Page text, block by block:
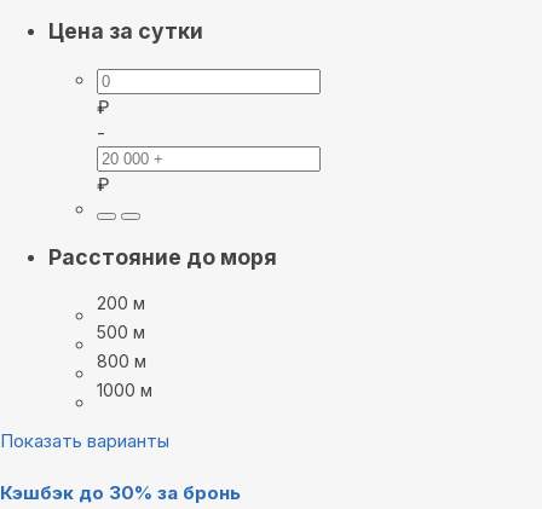
Цена за сутки
₽
-
₽
Расстояние до моря
200 м
500 м
800 м
1000 м
Показать варианты
Кэшбэк до 30% за бронь